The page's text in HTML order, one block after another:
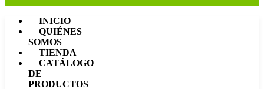
INICIO
QUIÉNES
SOMOS
TIENDA
CATÁLOGO
DE
PRODUCTOS